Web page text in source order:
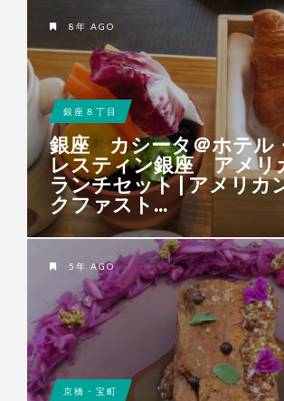
8年 AGO
銀座８丁目
銀座 カシータ＠ホテル
レスティン銀座 アメリ
ランチセット | アメリカ
クファスト...
5年 AGO
京橋・宝町